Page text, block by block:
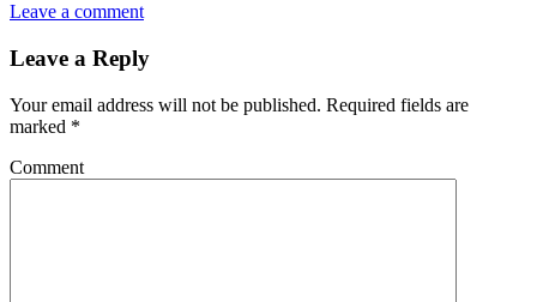
Leave a comment
Leave a Reply
Your email address will not be published. Required fields are
marked *
Comment